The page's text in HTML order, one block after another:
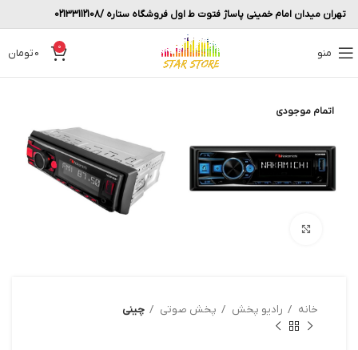
تهران میدان امام خمینی پاساژ فتوت ط اول فروشگاه ستاره /02133112108
منو 0
0تومان
اتمام موجودی
خانه رادیو پخش پخش صوتی چینی